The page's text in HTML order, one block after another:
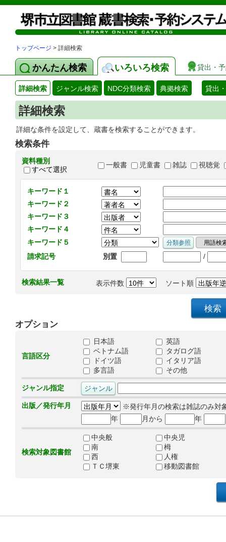
トップページ > 詳細検索
かんたん検索 いろいろ検索 貸出・
詳細検索 ジャンル検索 NDC分類検索 典拠検索 貸出
詳細検索
詳細な条件を設定して、蔵書を検索することができます。
検索条件
資料種別
すべて選択
一般書 児童書 雑誌 視聴覚
キーワード１
キーワード２
キーワード３
キーワード４
キーワード５
請求記号
別置 /
検索結果一覧 表示件数 ソート順
オプション
言語区分
日本語
英語
ベトナム語
タガログ語
ドイツ語
イタリア語
多言語
その他
ジャンル指定
出版／発行年月
※発行年月の検索は雑誌のみ対
年
月から 年
検索対象図書館
中央般
中央児
南
栂
西
人権
ＴＣ堺東
移動図書館